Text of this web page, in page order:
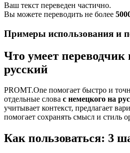
Ваш текст переведен частично.
Вы можете переводить не более
Примеры использования и
Что умеет
русский
PROMT.One помогает быстро и
отдельные слова с немецкого на
учитывает контекст, предлагает
помогает сохранять смысл и стиль
Как пользоваться: 3